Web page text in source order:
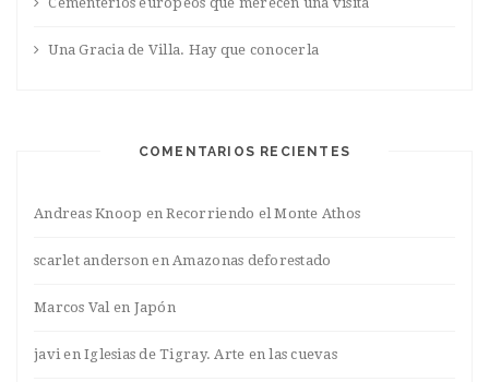
Una Gracia de Villa. Hay que conocerla
COMENTARIOS RECIENTES
Andreas Knoop enRecorriendo el Monte Athos
scarlet anderson enAmazonas deforestado
Marcos Valen Japón
javienIglesias de Tigray. Arte en las cuevas